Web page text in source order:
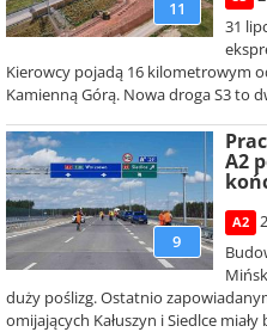
11
31
Kierowcy pojadą 16 kilometrowym
Kamienną Górą. Nowa droga S3 to
9
A2
A2
duży poślizg. Ostatnio
omijających Kałuszyn i Siedlce